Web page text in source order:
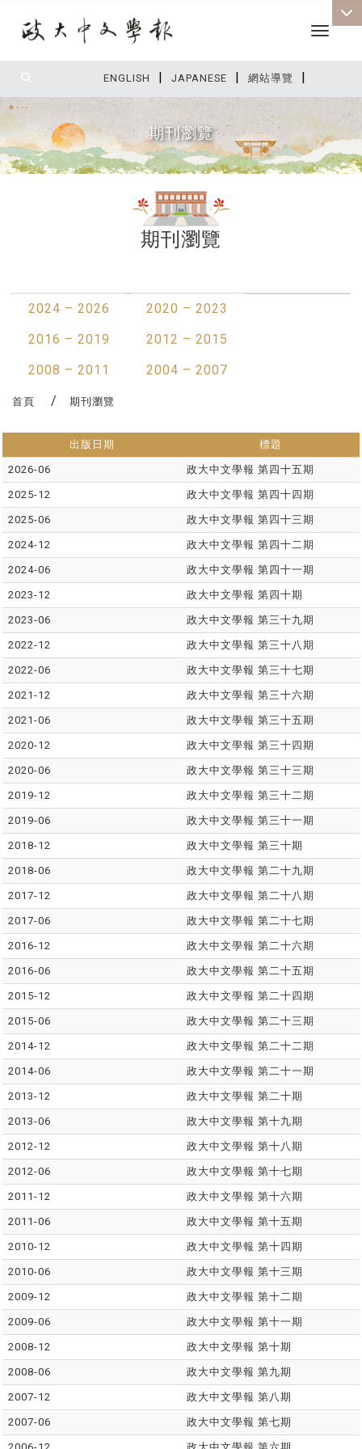
ENGLISH | JAPANESE | 網站導覽 |
Toggle
期刊瀏覽
期刊瀏覽
2024 – 2026
2020 – 2023
2016 – 2019
2012 – 2015
2008 – 2011
2004 – 2007
首頁 期刊瀏覽
出版日期 標題
2026-06 政大中文學報 第四十五期
2025-12 政大中文學報 第四十四期
2025-06 政大中文學報 第四十三期
2024-12 政大中文學報 第四十二期
2024-06 政大中文學報 第四十一期
2023-12 政大中文學報 第四十期
2023-06 政大中文學報 第三十九期
2022-12 政大中文學報 第三十八期
2022-06 政大中文學報 第三十七期
2021-12 政大中文學報 第三十六期
2021-06 政大中文學報 第三十五期
2020-12 政大中文學報 第三十四期
2020-06 政大中文學報 第三十三期
2019-12 政大中文學報 第三十二期
2019-06 政大中文學報 第三十一期
2018-12 政大中文學報 第三十期
2018-06 政大中文學報 第二十九期
2017-12 政大中文學報 第二十八期
2017-06 政大中文學報 第二十七期
2016-12 政大中文學報 第二十六期
2016-06 政大中文學報 第二十五期
2015-12 政大中文學報 第二十四期
2015-06 政大中文學報 第二十三期
2014-12 政大中文學報 第二十二期
2014-06 政大中文學報 第二十一期
2013-12 政大中文學報 第二十期
2013-06 政大中文學報 第十九期
2012-12 政大中文學報 第十八期
2012-06 政大中文學報 第十七期
2011-12 政大中文學報 第十六期
2011-06 政大中文學報 第十五期
2010-12 政大中文學報 第十四期
2010-06 政大中文學報 第十三期
2009-12 政大中文學報 第十二期
2009-06 政大中文學報 第十一期
2008-12 政大中文學報 第十期
2008-06 政大中文學報 第九期
2007-12 政大中文學報 第八期
2007-06 政大中文學報 第七期